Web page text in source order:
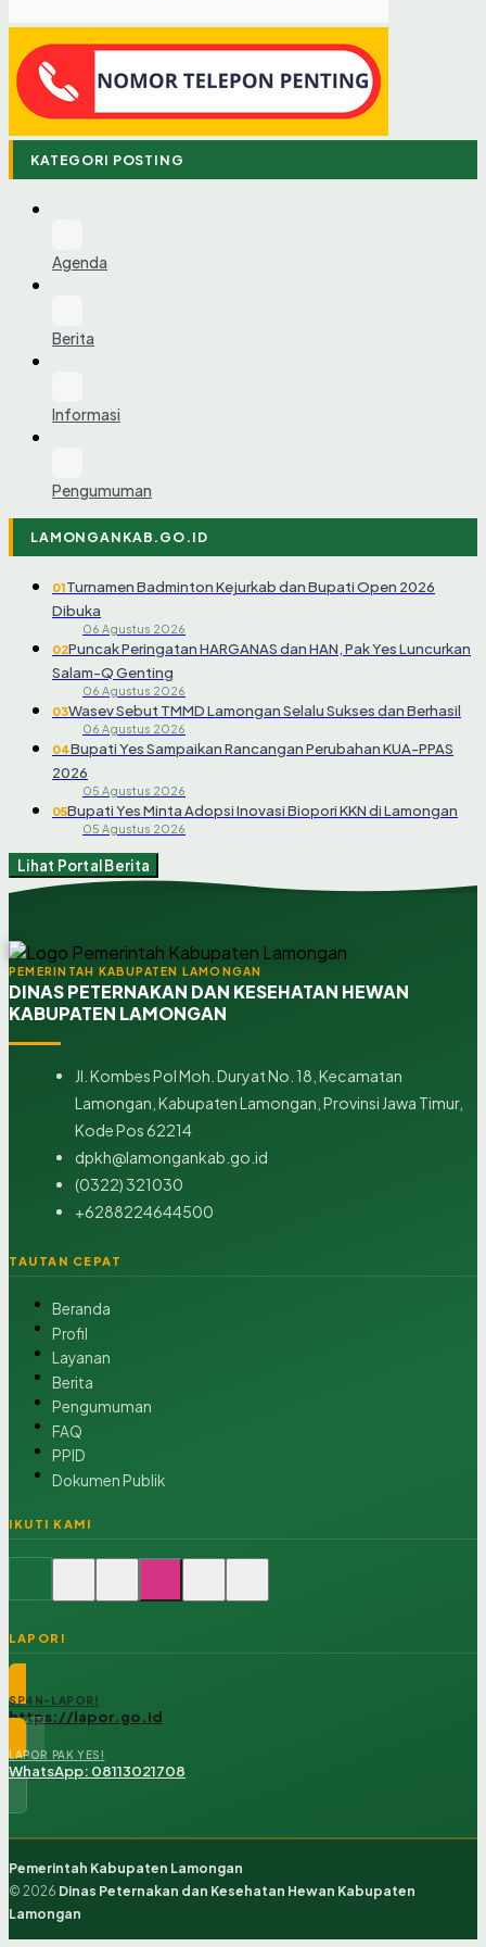
KATEGORI POSTING
Agenda
Berita
Informasi
Pengumuman
LAMONGANKAB.GO.ID
01Turnamen Badminton Kejurkab dan Bupati Open 2026
Dibuka
06 Agustus 2026
02Puncak Peringatan HARGANAS dan HAN, Pak Yes Luncurkan
Salam-Q Genting
06 Agustus 2026
03Wasev Sebut TMMD Lamongan Selalu Sukses dan Berhasil
06 Agustus 2026
04Bupati Yes Sampaikan Rancangan Perubahan KUA-PPAS
2026
05 Agustus 2026
05Bupati Yes Minta Adopsi Inovasi Biopori KKN di Lamongan
05 Agustus 2026
Lihat Portal Berita
PEMERINTAH KABUPATEN LAMONGAN
DINAS PETERNAKAN DAN KESEHATAN HEWAN
KABUPATEN LAMONGAN
Jl. Kombes Pol Moh. Duryat No. 18, Kecamatan
Lamongan, Kabupaten Lamongan, Provinsi Jawa Timur,
Kode Pos 62214
dpkh@lamongankab.go.id
(0322) 321030
+6288224644500
TAUTAN CEPAT
Beranda
Profil
Layanan
Berita
Pengumuman
FAQ
PPID
Dokumen Publik
IKUTI KAMI
LAPOR!
SP4N-LAPOR!
https://lapor.go.id
LAPOR PAK YES!
WhatsApp: 08113021708
Pemerintah Kabupaten Lamongan
© 2026 Dinas Peternakan dan Kesehatan Hewan Kabupaten
Lamongan